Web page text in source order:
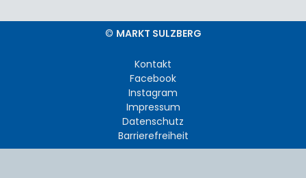
© MARKT SULZBERG
Kontakt
Facebook
Instagram
Impressum
Datenschutz
Barrierefreiheit